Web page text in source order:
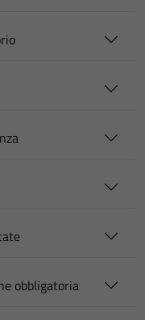
obbligatoria